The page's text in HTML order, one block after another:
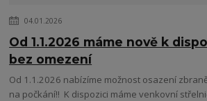
04.01.2026
Od 1.1.2026 máme nově k
bez omezení
Od 1.1.2026 nabízíme možnost osazení
na počkání!! K dispozici máme venkovní